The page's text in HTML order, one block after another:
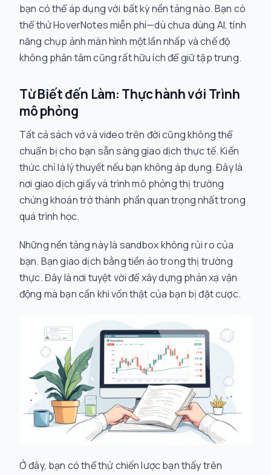
bạn có thể áp dụng với bất kỳ nền tảng nào. Bạn có
thể thử HoverNotes miễn phí—dù chưa dùng AI, tính
năng chụp ảnh màn hình một lần nhấp và chế độ
không phân tâm cũng rất hữu ích để giữ tập trung.
Từ Biết đến Làm: Thực hành với Trình
mô phỏng
Tất cả sách vở và video trên đời cũng không thể
chuẩn bị cho bạn sẵn sàng giao dịch thực tế. Kiến
thức chỉ là lý thuyết nếu bạn không áp dụng. Đây là
nơi giao dịch giấy và trình mô phỏng thị trường
chứng khoán trở thành phần quan trọng nhất trong
quá trình học.
Những nền tảng này là sandbox không rủi ro của
bạn. Bạn giao dịch bằng tiền ảo trong thị trường
thực. Đây là nơi tuyệt vời để xây dựng phản xạ vận
động mà bạn cần khi vốn thật của bạn bị đặt cược.
Ở đây, bạn có thể thử chiến lược bạn thấy trên